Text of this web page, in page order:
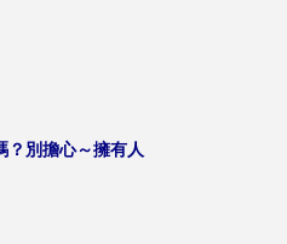
？別擔心～擁有人